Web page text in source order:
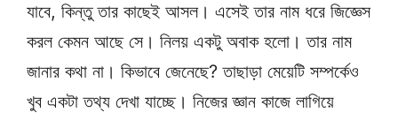
যাবে, কিন্তু তার কাছেই আসল। এসেই তার নাম ধরে জিজ্ঞেস
করল কেমন আছে সে। নিলয় একটু অবাক হলো। তার নাম
জানার কথা না। কিভাবে জেনেছে? তাছাড়া মেয়েটি সম্পর্কেও
খুব একটা তথ্য দেখা যাচ্ছে। নিজের জ্ঞান কাজে লাগিয়ে